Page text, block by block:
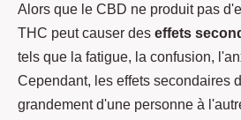
Alors que le CBD ne produit pas
THC peut causer des effets
tels que la fatigue, la confusion,
Cependant, les effets secondaires
grandement d'une personne à